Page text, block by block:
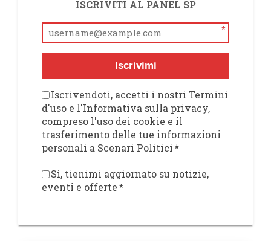
ISCRIVITI AL PANEL SP
*
Iscrivimi
Iscrivendoti, accetti i nostri Termini
d'uso e l'Informativa sulla privacy,
compreso l'uso dei cookie e il
trasferimento delle tue informazioni
personali a Scenari Politici*
Sì, tienimi aggiornato su notizie,
eventi e offerte*